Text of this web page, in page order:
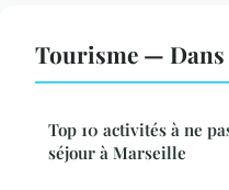
Tourisme —
Top 10 activités à ne
séjour à Marseille